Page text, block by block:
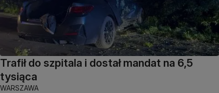
Trafił do szpitala i dostał mandat na 6,5
tysiąca
WARSZAWA